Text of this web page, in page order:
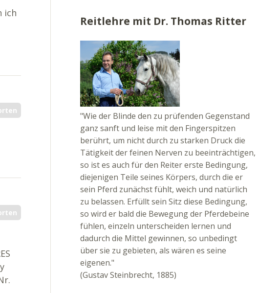
ich
Reitlehre mit Dr. Thomas Ritter
"Wie der Blinde den zu prüfenden Gegenstand
ganz sanft und leise mit den Fingerspitzen
berührt, um nicht durch zu starken Druck die
Tätigkeit der feinen Nerven zu beeinträchtigen,
so ist es auch für den Reiter erste Bedingung,
diejenigen Teile seines Körpers, durch die er
sein Pferd zunächst fühlt, weich und natürlich
zu belassen. Erfüllt sein Sitz diese Bedingung,
so wird er bald die Bewegung der Pferdebeine
fühlen, einzeln unterscheiden lernen und
dadurch die Mittel gewinnen, so unbedingt
über sie zu gebieten, als wären es seine
eigenen."
(Gustav Steinbrecht, 1885)